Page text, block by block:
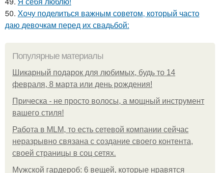
50. Хочу поделиться важным советом, который часто
даю девочкам перед их свадьбой:
Популярные материалы
Шикарный подарок для любимых, будь то 14
февраля, 8 марта или день рождения!
Прическа - не просто волосы, а мощный инструмент
вашего стиля!
Работа в MLM, то есть сетевой компании сейчас
неразрывно связана с создание своего контента,
своей страницы в соц сетях.
Мужской гардероб: 6 вещей, которые нравятся